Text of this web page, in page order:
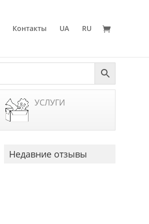
Контакты UA RU
УСЛУГИ
Недавние отзывы